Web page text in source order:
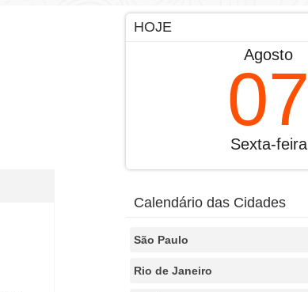
HOJE
Agosto
07
Sexta-feira
Calendário das Cidades
São Paulo
Rio de Janeiro